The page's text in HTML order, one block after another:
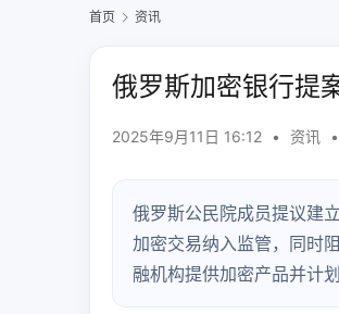
首页 资讯
俄罗斯加密银行提
2025年9月11日 16:12 • 资讯 •
俄罗斯公民院成员提议建
加密交易纳入监管，同时
融机构提供加密产品并计